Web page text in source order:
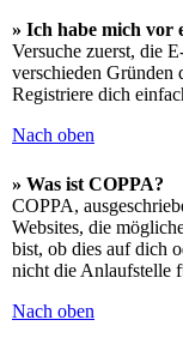
» Ich habe mich vor
Versuche zuerst, die
verschieden Gründen
Registriere dich
Nach oben
» Was ist COPPA?
COPPA,
Websites, die
bist, ob dies auf dich
nicht die Anlaufstelle
Nach oben